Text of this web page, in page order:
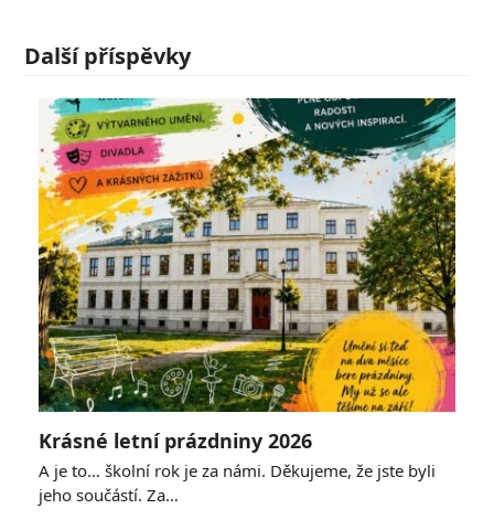
Další příspěvky
Krásné letní prázdniny 2026
A je to… školní rok je za námi. Děkujeme, že jste byli
jeho součástí. Za…